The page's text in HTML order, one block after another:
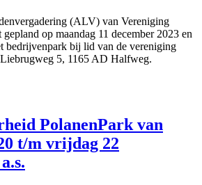
(ALV) van Vereniging
gepland op maandag 11 december 2023 en
bedrijvenpark bij lid van de vereniging
5, 1165 AD Halfweg.
PolanenPark van
t/m vrijdag 22